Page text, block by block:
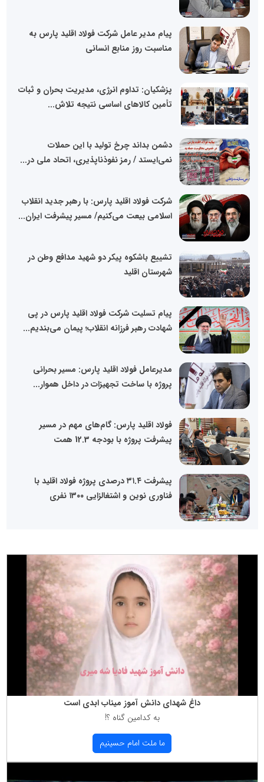
پیام مدیر عامل شرکت فولاد اقلید پارس به
مناسبت روز منابع انسانی
پزشکیان: تداوم انرژی، مدیریت بحران و ثبات
تأمین کالاهای اساسی نتیجه تلاش...
دشمن بداند چرخ تولید با این حملات
نمی‌ایستد / رمز نفوذناپذیری، اتحاد ملی در...
شرکت فولاد اقلید پارس: با رهبر جدید انقلاب
اسلامی بیعت می‌کنیم/ مسیر پیشرفت ایران...
تشییع باشکوه پیکر دو شهید مدافع وطن در
شهرستان اقلید
پیام تسلیت شرکت فولاد اقلید پارس در پی
شهادت رهبر فرزانه انقلاب؛ پیمان می‌بندیم...
مدیرعامل فولاد اقلید پارس: مسیر بحرانی
پروژه با ساخت تجهیزات در داخل هموار...
فولاد اقلید پارس: گام‌های مهم در مسیر
پیشرفت پروژه با بودجه 12.3 همت
پیشرفت ۳۱.۴ درصدی پروژه فولاد اقلید با
فناوری نوین و اشتغالزایی ۱۳۰۰ نفری
داغ شهدای دانش آموز میناب ابدی است
به كدامین گناه ؟!
ما ملت امام حسینیم